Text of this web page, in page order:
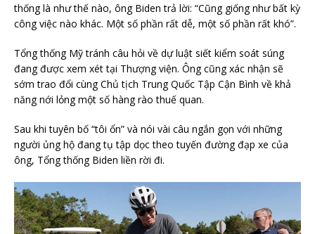
thống là như thế nào, ông Biden trả lời: “Cũng giống như bất kỳ
công việc nào khác. Một số phần rất dễ, một số phần rất khó”.
Tổng thống Mỹ tránh câu hỏi về dự luật siết kiểm soát súng
đang được xem xét tại Thượng viện. Ông cũng xác nhận sẽ
sớm trao đổi cùng Chủ tịch Trung Quốc Tập Cận Bình về khả
năng nới lỏng một số hàng rào thuế quan.
Sau khi tuyên bố “tôi ổn” và nói vài câu ngắn gọn với những
người ủng hộ đang tụ tập dọc theo tuyến đường đạp xe của
ông, Tổng thống Biden liền rời đi.